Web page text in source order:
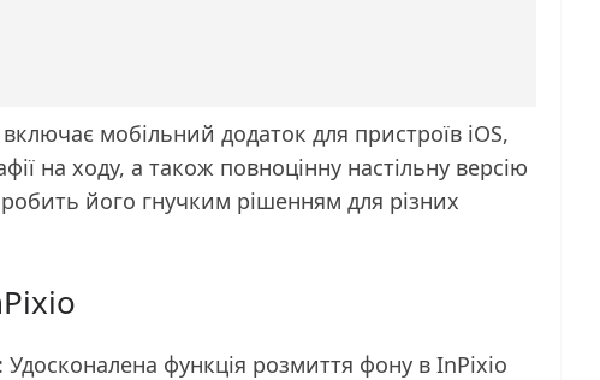
мобільний додаток для пристроїв iOS,
на ходу, а також повноцінну настільну версію
його гнучким рішенням для різних
функція розмиття фону в InPixio